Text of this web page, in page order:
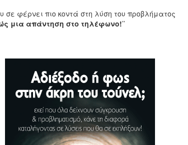
σε φέρνει πιο κοντά στη λύση του προβλήματος
μια απάντηση στο τηλέφωνο!’’